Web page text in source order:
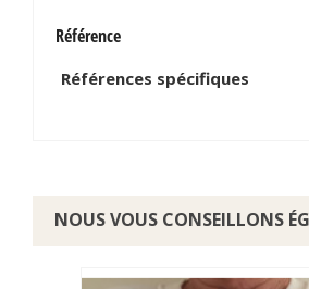
Référence
Références spécifiques
NOUS VOUS CONSEILLONS